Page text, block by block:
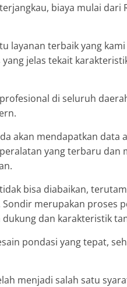
biaya mulai dari
layanan terbaik yang
jelas tekait
di seluruh
akan mendapatkan data
yang terbaru dan
bisa diabaikan,
merupakan proses
dan karakteristik
pondasi yang tepat,
menjadi salah satu